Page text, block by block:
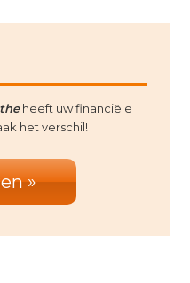
heeft uw financiële
het verschil!
»